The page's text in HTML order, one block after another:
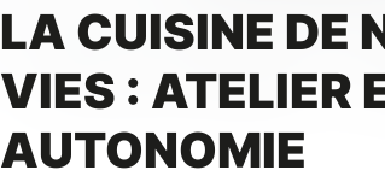
LA CUISINE DE
VIES : ATELIER
AUTONOMIE